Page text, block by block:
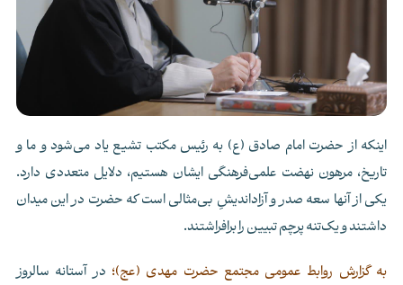
اینکه از حضرت امام صادق (ع) به رئیس مکتب تشیع یاد می‌شود و ما و
تاریخ، مرهون نهضت علمی‌فرهنگی ایشان هستیم، دلایل متعددی دارد.
یکی از آنها سعه صدر و آزاداندیشِ بی‌مثالی است که حضرت در این میدان
داشتند و یک‌تنه پرچم تبیین را برافراشتند.
به گزارش روابط عمومی مجتمع حضرت مهدی (عج)؛ در آستانه سالروز